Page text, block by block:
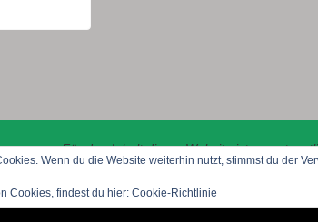
Wenn du die Website weiterhin nutzt, stimmst du der
Cookies, findest du hier: Cookie-Richtlinie
Für den Inhalt dieser Website ist